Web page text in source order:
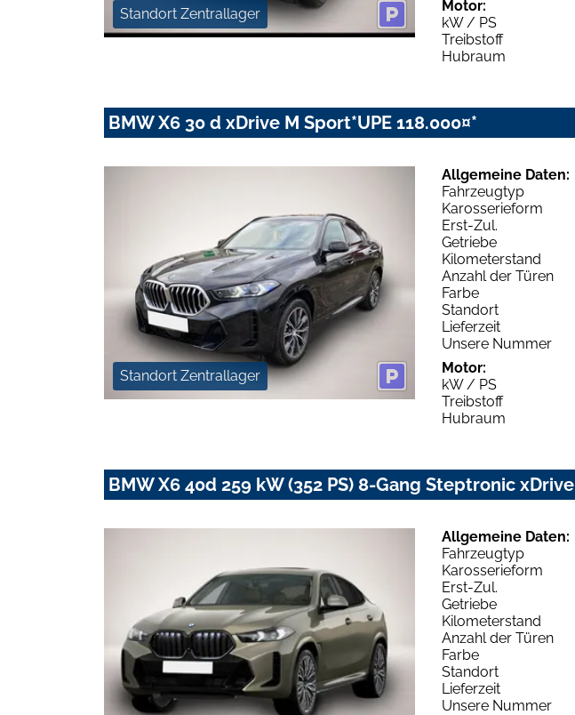
Standort Zentrallager
Motor:
kW / PS
Treibstoff
Hubraum
BMW X6 30 d xDrive M Sport*UPE 118.000¤*
Standort Zentrallager
Allgemeine Daten:
Fahrzeugtyp
Karosserieform
Erst-Zul.
Getriebe
Kilometerstand
Anzahl der Türen
Farbe
Standort
Lieferzeit
Unsere Nummer
Motor:
kW / PS
Treibstoff
Hubraum
BMW X6 40d 259 kW (352 PS) 8-Gang Steptronic xDrive
Allgemeine Daten:
Fahrzeugtyp
Karosserieform
Erst-Zul.
Getriebe
Kilometerstand
Anzahl der Türen
Farbe
Standort
Lieferzeit
Unsere Nummer